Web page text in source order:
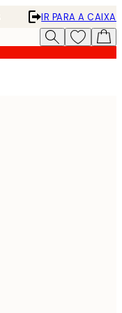
IR PARA A CAIXA